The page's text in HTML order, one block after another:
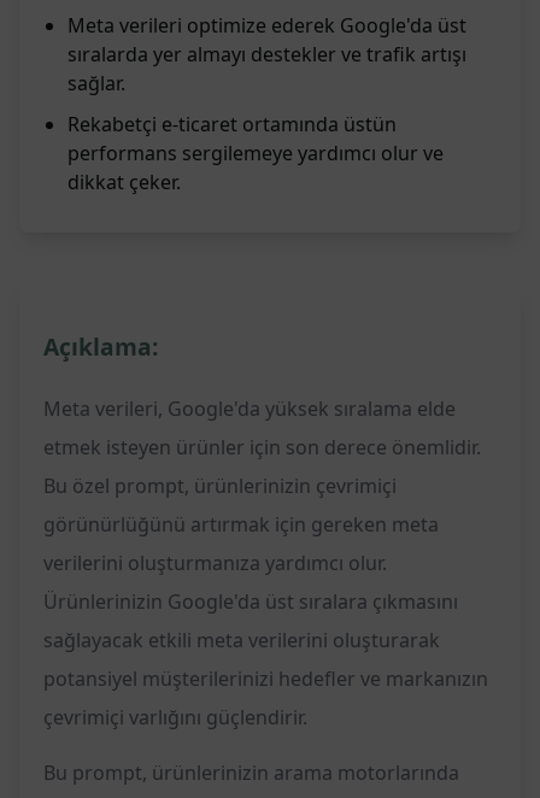
Meta verileri optimize ederek Google'da üst
sıralarda yer almayı destekler ve trafik artışı
sağlar.
Rekabetçi e-ticaret ortamında üstün
performans sergilemeye yardımcı olur ve
dikkat çeker.
Açıklama:
Meta verileri, Google'da yüksek sıralama elde
etmek isteyen ürünler için son derece önemlidir.
Bu özel prompt, ürünlerinizin çevrimiçi
görünürlüğünü artırmak için gereken meta
verilerini oluşturmanıza yardımcı olur.
Ürünlerinizin Google'da üst sıralara çıkmasını
sağlayacak etkili meta verilerini oluşturarak
potansiyel müşterilerinizi hedefler ve markanızın
çevrimiçi varlığını güçlendirir.
Bu prompt, ürünlerinizin arama motorlarında